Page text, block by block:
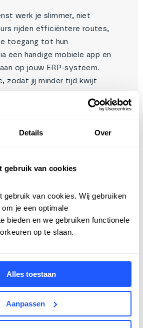
Details Over
gebruik van cookies
gebruik van cookies. Wij gebruiken
je een optimale
bieden en we gebruiken functionele
op te slaan.
Alles toestaan
Aanpassen
werk je slimmer, niet
rijden efficiëntere routes,
toegang tot hun
een handige mobiele app en
op jouw ERP-systeem.
zodat jij minder tijd kwijt